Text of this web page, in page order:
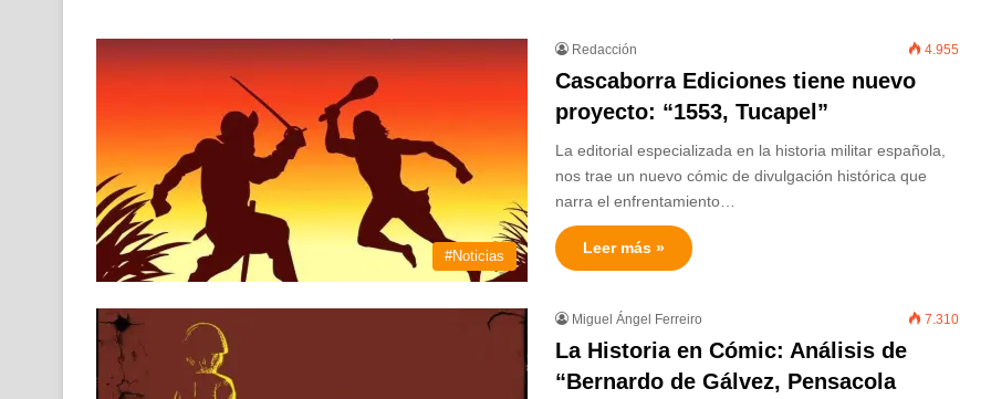
#Noticias
Redacción 4.955
Cascaborra Ediciones tiene nuevo
proyecto: “1553, Tucapel”
La editorial especializada en la historia militar española,
nos trae un nuevo cómic de divulgación histórica que
narra el enfrentamiento…
Leer más »
Miguel Ángel Ferreiro 7.310
La Historia en Cómic: Análisis de
“Bernardo de Gálvez, Pensacola